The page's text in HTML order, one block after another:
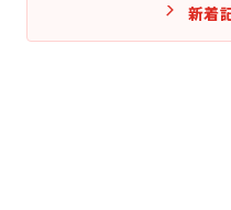
新着